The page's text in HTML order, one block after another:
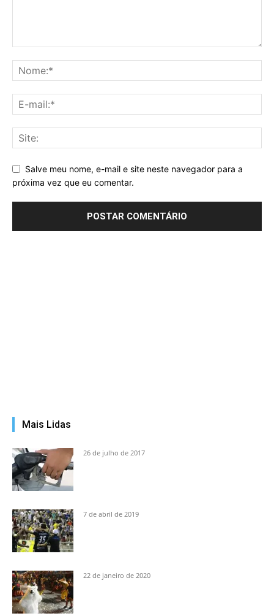
Salve meu nome, e-mail e site neste navegador para a
próxima vez que eu comentar.
Mais Lidas
26 de julho de 2017
7 de abril de 2019
22 de janeiro de 2020